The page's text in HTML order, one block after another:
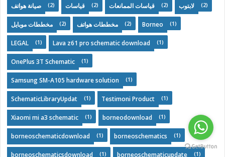
صيانة هواتف (2) قياسات (2) قياسات الممانعات (2) لابتوب (2)
مخططات موبايل (2) مخططات هواتف (2) Borneo (1)
LEGAL (1) Lava z61 pro schematic download (1)
OnePlus 3T Schematic (1)
Samsung SM-A105 hardware solution (1)
SchematicLibraryUpdat (1) Testimoni Product (1)
Xiaomi mi a3 schematic (1) borneodownload (1)
borneoschematicdownload (1) borneoschematics (1)
borneoschematicsdownload (1) borneoschematicupdate (1)